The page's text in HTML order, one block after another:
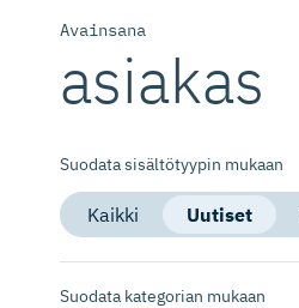
Avainsana
asiakas
Suodata sisältötyypin mukaan
Kaikki Uutiset
Suodata kategorian mukaan